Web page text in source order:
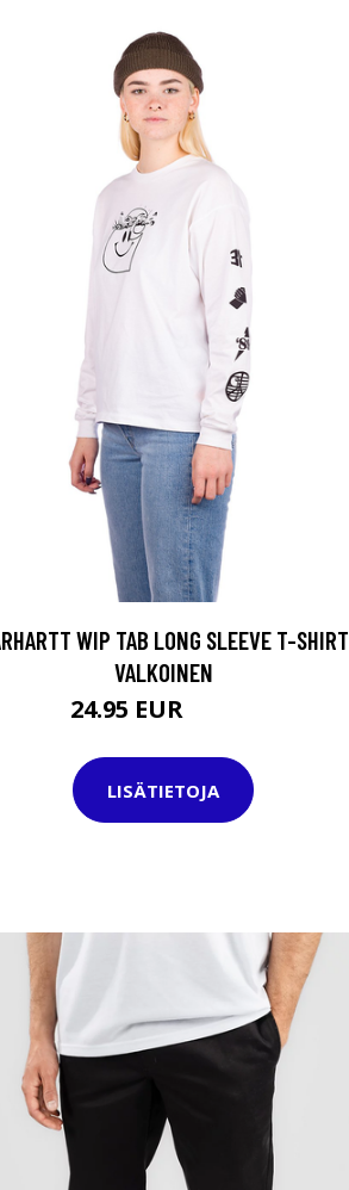
WIP TAB LONG SLEEVE T-SHIRT
VALKOINEN
24.95 EUR
LISÄTIETOJA